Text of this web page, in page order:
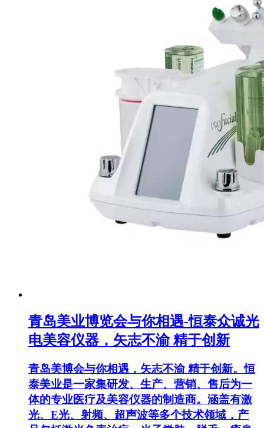
青岛美业博览会与你相遇-恒泰众诚光
电美容仪器，矢志不渝 精于创新
青岛美博会与你相遇，矢志不渝 精于创新。恒
泰美业是一家集研发、生产、营销、售后为一
体的专业医疗及美容仪器的制造商。涵盖有激
光、E光、射频、超声波等多个技术领域，产